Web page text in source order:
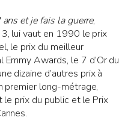
ans et je fais la guerre,
lui vaut en 1990 le prix
le prix du meilleur
Awards, le 7 d’Or du
dizaine d’autres prix à
premier long-métrage,
prix du public et le Prix